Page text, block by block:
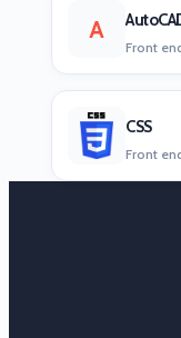
A
Front
CSS
Front